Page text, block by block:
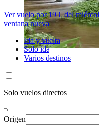
Ver vuelo por 19 € del
ventana nueva
Ida y vuelta
Solo ida
Varios destinos
Solo vuelos directos
Origen